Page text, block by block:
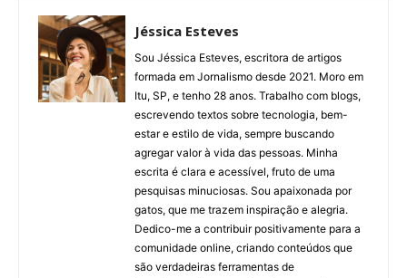
Jéssica Esteves
Sou Jéssica Esteves, escritora de artigos
formada em Jornalismo desde 2021. Moro em
Itu, SP, e tenho 28 anos. Trabalho com blogs,
escrevendo textos sobre tecnologia, bem-
estar e estilo de vida, sempre buscando
agregar valor à vida das pessoas. Minha
escrita é clara e acessível, fruto de uma
pesquisas minuciosas. Sou apaixonada por
gatos, que me trazem inspiração e alegria.
Dedico-me a contribuir positivamente para a
comunidade online, criando conteúdos que
são verdadeiras ferramentas de